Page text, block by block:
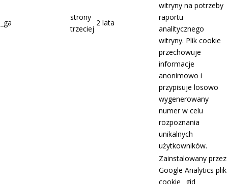
_ga
strony
trzeciej
2 lata
witryny na potrzeby
raportu
analitycznego
witryny. Plik cookie
przechowuje
informacje
anonimowo i
przypisuje losowo
wygenerowany
numer w celu
rozpoznania
unikalnych
użytkowników.
Zainstalowany przez
Google Analytics plik
cookie _gid